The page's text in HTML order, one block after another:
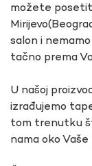
možete
salon i
tačno prema
U našoj
izrađujemo
tom trenutku
nama oko